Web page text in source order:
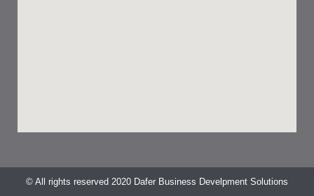
© All rights reserved 2020 Dafer Business Develpment Solutions